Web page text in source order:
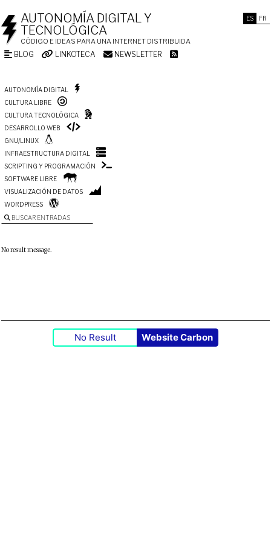
ES FR
AUTONOMÍA DIGITAL Y
TECNOLÓGICA
CÓDIGO E IDEAS PARA UNA INTERNET DISTRIBUIDA
BLOG LINKOTECA NEWSLETTER
AUTONOMÍA DIGITAL
CULTURA LIBRE
CULTURA TECNOLÓGICA
DESARROLLO WEB
GNU/LINUX
INFRAESTRUCTURA DIGITAL
SCRIPTING Y PROGRAMACIÓN
SOFTWARE LIBRE
VISUALIZACIÓN DE DATOS
WORDPRESS
BUSCAR ENTRADAS
No result message.
No Result Website Carbon